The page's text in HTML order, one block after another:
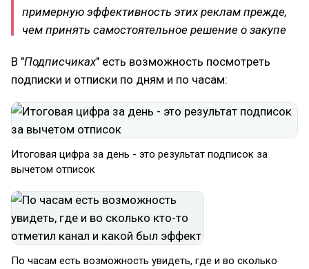
примерную эффективность этих реклам прежде,
чем принять самостоятельное решение о закупе
В "Подписчиках" есть возможность посмотреть
подписки и отписки по дням и по часам:
Итоговая цифра за день - это результат подписок за
вычетом отписок
По часам есть возможность увидеть, где и во сколько